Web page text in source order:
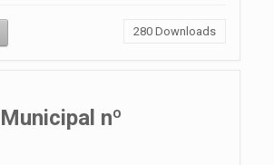
280 Downloads
nº